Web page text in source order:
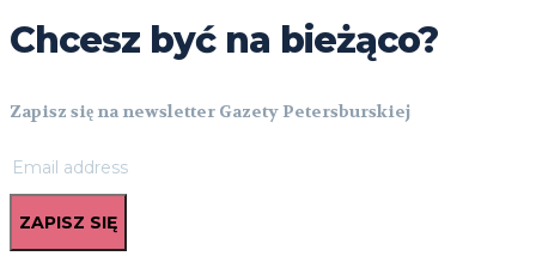
Chcesz być na bieżąco?
Zapisz się na newsletter Gazety Petersburskiej
ZAPISZ SIĘ